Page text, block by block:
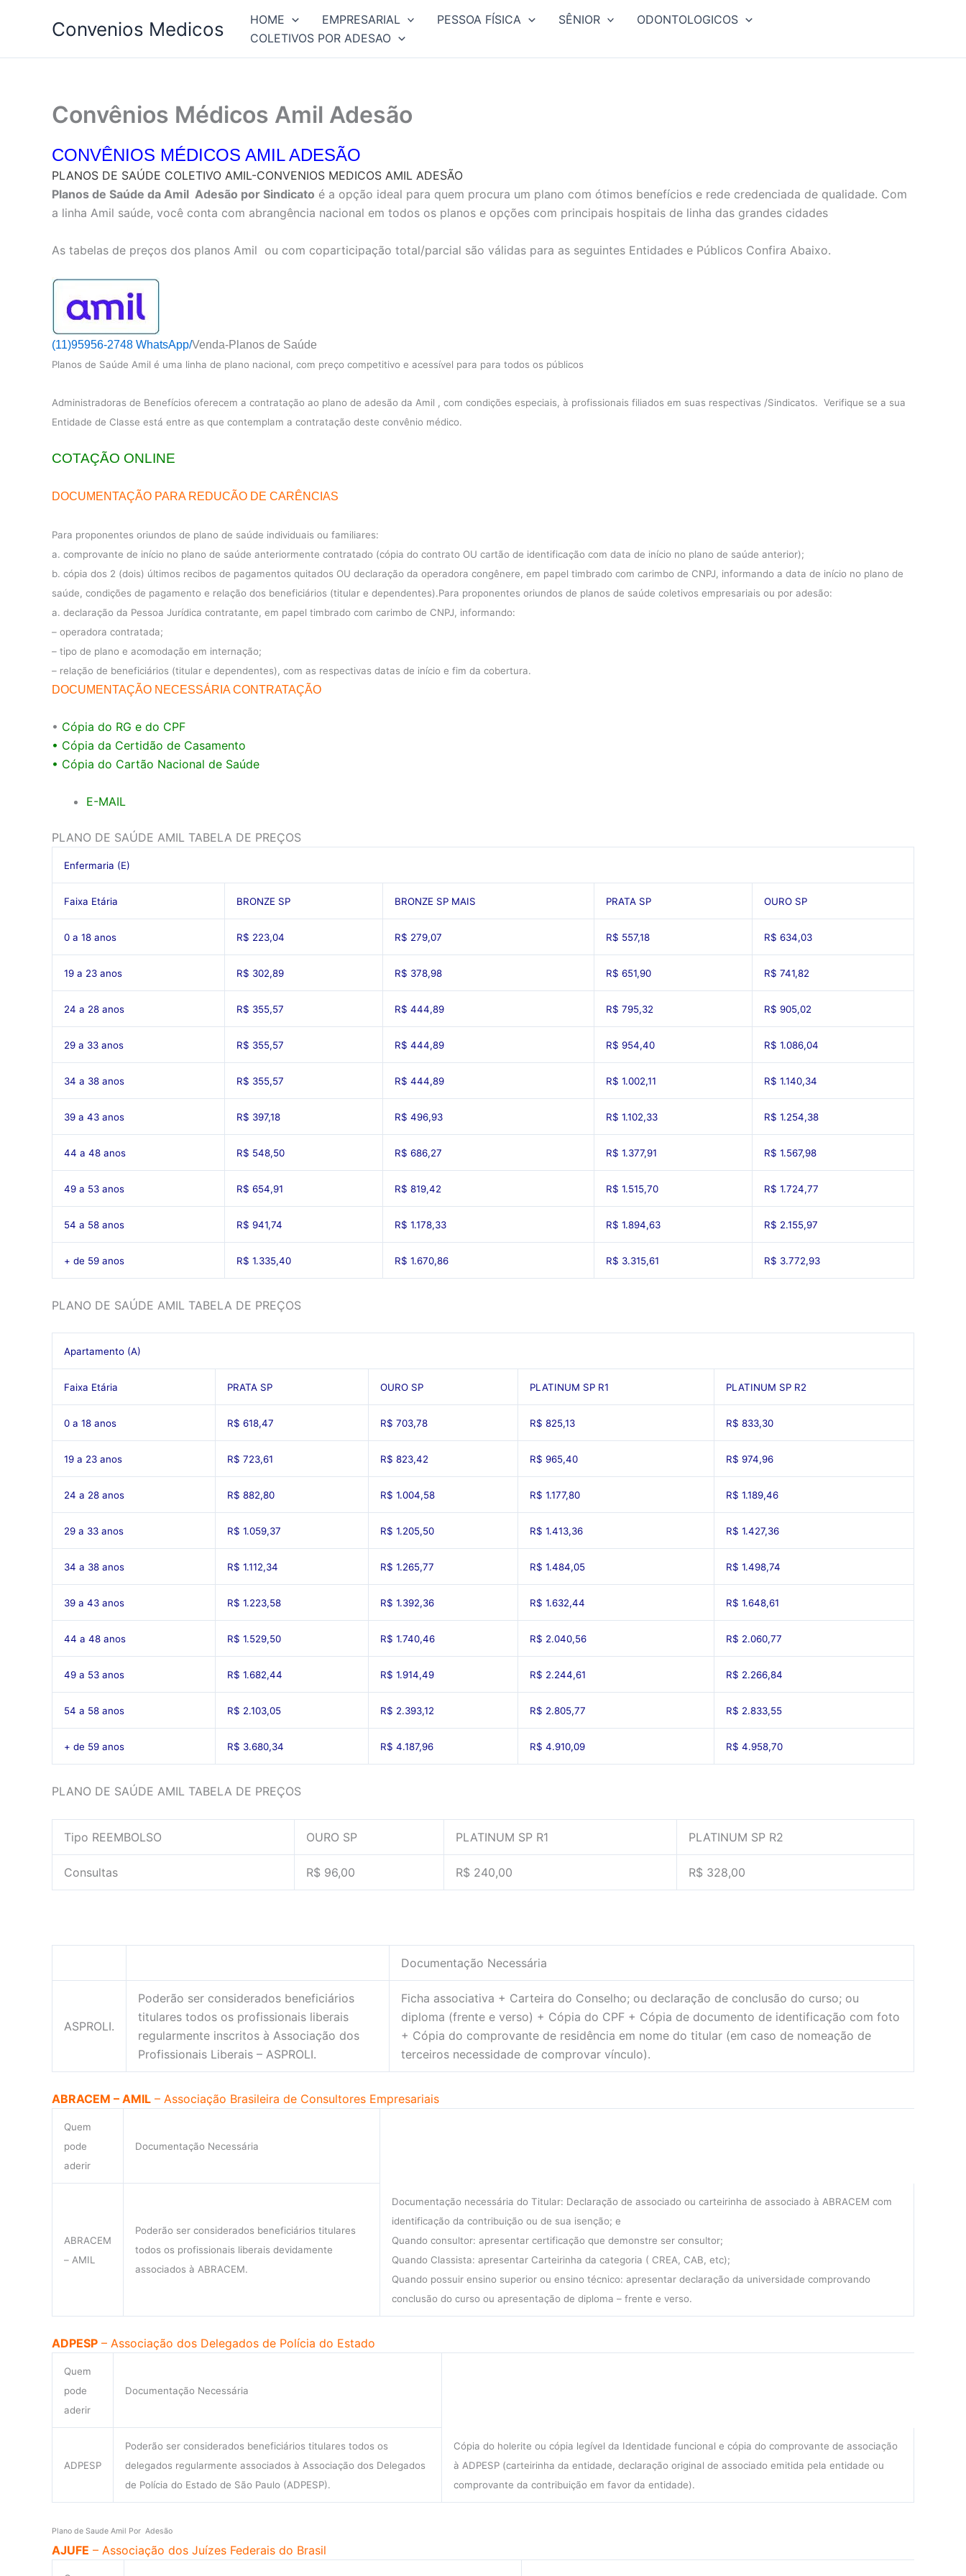
Convenios Medicos HOME EMPRESARIAL PESSOA FÍSICA SÊNIOR
ODONTOLOGICOS
COLETIVOS POR ADESAO
Convênios Médicos Amil Adesão
CONVÊNIOS MÉDICOS AMIL ADESÃO
PLANOS DE SAÚDE COLETIVO AMIL-CONVENIOS MEDICOS AMIL ADESÃO
Planos de Saúde da Amil Adesão por Sindicato é a opção ideal para quem procura um plano com ótimos benefícios e rede credenciada de qualidade. Com
a linha Amil saúde, você conta com abrangência nacional em todos os planos e opções com principais hospitais de linha das grandes cidades
As tabelas de preços dos planos Amil ou com coparticipação total/parcial são válidas para as seguintes Entidades e Públicos Confira Abaixo.
(11)95956-2748 WhatsApp/Venda-Planos de Saúde
Planos de Saúde Amil é uma linha de plano nacional, com preço competitivo e acessível para para todos os públicos
Administradoras de Benefícios oferecem a contratação ao plano de adesão da Amil , com condições especiais, à profissionais filiados em suas respectivas /Sindicatos. Verifique se a sua
Entidade de Classe está entre as que contemplam a contratação deste convênio médico.
COTAÇÃO ONLINE
DOCUMENTAÇÃO PARA REDUCÃO DE CARÊNCIAS
Para proponentes oriundos de plano de saúde individuais ou familiares:
a. comprovante de início no plano de saúde anteriormente contratado (cópia do contrato OU cartão de identificação com data de início no plano de saúde anterior);
b. cópia dos 2 (dois) últimos recibos de pagamentos quitados OU declaração da operadora congênere, em papel timbrado com carimbo de CNPJ, informando a data de início no plano de
saúde, condições de pagamento e relação dos beneficiários (titular e dependentes).Para proponentes oriundos de planos de saúde coletivos empresariais ou por adesão:
a. declaração da Pessoa Jurídica contratante, em papel timbrado com carimbo de CNPJ, informando:
– operadora contratada;
– tipo de plano e acomodação em internação;
– relação de beneficiários (titular e dependentes), com as respectivas datas de início e fim da cobertura.
DOCUMENTAÇÃO NECESSÁRIA CONTRATAÇÃO
• Cópia do RG e do CPF
• Cópia da Certidão de Casamento
• Cópia do Cartão Nacional de Saúde
E-MAIL
PLANO DE SAÚDE AMIL TABELA DE PREÇOS
Enfermaria (E)
Faixa Etária BRONZE SP BRONZE SP MAIS PRATA SP OURO SP
0 a 18 anos R$ 223,04 R$ 279,07 R$ 557,18 R$ 634,03
19 a 23 anos R$ 302,89 R$ 378,98 R$ 651,90 R$ 741,82
24 a 28 anos R$ 355,57 R$ 444,89 R$ 795,32 R$ 905,02
29 a 33 anos R$ 355,57 R$ 444,89 R$ 954,40 R$ 1.086,04
34 a 38 anos R$ 355,57 R$ 444,89 R$ 1.002,11 R$ 1.140,34
39 a 43 anos R$ 397,18 R$ 496,93 R$ 1.102,33 R$ 1.254,38
44 a 48 anos R$ 548,50 R$ 686,27 R$ 1.377,91 R$ 1.567,98
49 a 53 anos R$ 654,91 R$ 819,42 R$ 1.515,70 R$ 1.724,77
54 a 58 anos R$ 941,74 R$ 1.178,33 R$ 1.894,63 R$ 2.155,97
+ de 59 anos R$ 1.335,40 R$ 1.670,86 R$ 3.315,61 R$ 3.772,93
PLANO DE SAÚDE AMIL TABELA DE PREÇOS
Apartamento (A)
Faixa Etária PRATA SP OURO SP PLATINUM SP R1 PLATINUM SP R2
0 a 18 anos R$ 618,47 R$ 703,78 R$ 825,13 R$ 833,30
19 a 23 anos R$ 723,61 R$ 823,42 R$ 965,40 R$ 974,96
24 a 28 anos R$ 882,80 R$ 1.004,58 R$ 1.177,80 R$ 1.189,46
29 a 33 anos R$ 1.059,37 R$ 1.205,50 R$ 1.413,36 R$ 1.427,36
34 a 38 anos R$ 1.112,34 R$ 1.265,77 R$ 1.484,05 R$ 1.498,74
39 a 43 anos R$ 1.223,58 R$ 1.392,36 R$ 1.632,44 R$ 1.648,61
44 a 48 anos R$ 1.529,50 R$ 1.740,46 R$ 2.040,56 R$ 2.060,77
49 a 53 anos R$ 1.682,44 R$ 1.914,49 R$ 2.244,61 R$ 2.266,84
54 a 58 anos R$ 2.103,05 R$ 2.393,12 R$ 2.805,77 R$ 2.833,55
+ de 59 anos R$ 3.680,34 R$ 4.187,96 R$ 4.910,09 R$ 4.958,70
PLANO DE SAÚDE AMIL TABELA DE PREÇOS
Tipo REEMBOLSO OURO SP PLATINUM SP R1 PLATINUM SP R2
Consultas R$ 96,00 R$ 240,00 R$ 328,00
Documentação Necessária
ASPROLI.
Poderão ser considerados beneficiários
titulares todos os profissionais liberais
regularmente inscritos à Associação dos
Profissionais Liberais – ASPROLI.
Ficha associativa + Carteira do Conselho; ou declaração de conclusão do curso; ou
diploma (frente e verso) + Cópia do CPF + Cópia de documento de identificação com foto
+ Cópia do comprovante de residência em nome do titular (em caso de nomeação de
terceiros necessidade de comprovar vínculo).
ABRACEM – AMIL – Associação Brasileira de Consultores Empresariais
Quem
pode
aderir
Documentação Necessária
ABRACEM
– AMIL
Poderão ser considerados beneficiários titulares
todos os profissionais liberais devidamente
associados à ABRACEM.
Documentação necessária do Titular: Declaração de associado ou carteirinha de associado à ABRACEM com
identificação da contribuição ou de sua isenção; e
Quando consultor: apresentar certificação que demonstre ser consultor;
Quando Classista: apresentar Carteirinha da categoria ( CREA, CAB, etc);
Quando possuir ensino superior ou ensino técnico: apresentar declaração da universidade comprovando
conclusão do curso ou apresentação de diploma – frente e verso.
ADPESP – Associação dos Delegados de Polícia do Estado
Quem
pode
aderir
Documentação Necessária
ADPESP
Poderão ser considerados beneficiários titulares todos os
delegados regularmente associados à Associação dos Delegados
de Polícia do Estado de São Paulo (ADPESP).
Cópia do holerite ou cópia legível da Identidade funcional e cópia do comprovante de associação
à ADPESP (carteirinha da entidade, declaração original de associado emitida pela entidade ou
comprovante da contribuição em favor da entidade).
Plano de Saude Amil Por Adesão
AJUFE – Associação dos Juízes Federais do Brasil